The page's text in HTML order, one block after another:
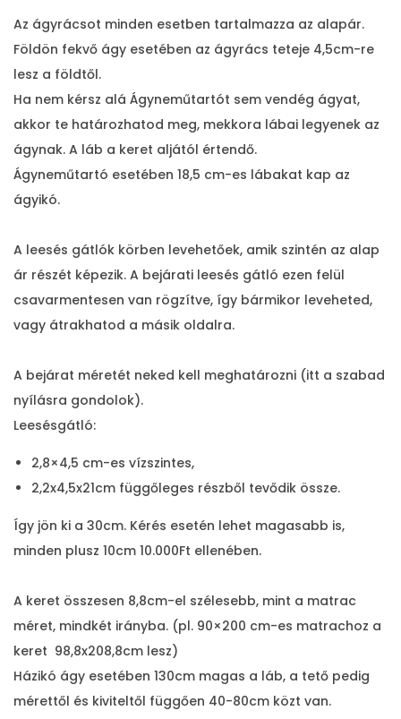
y
i
s
é
g
Az ágyrácsot minden esetben tartalmazza az alapár.
Földön fekvő ágy esetében az ágyrács teteje 4,5cm-re
lesz a földtől.
Ha nem kérsz alá Ágyneműtartót sem vendég ágyat,
akkor te határozhatod meg, mekkora lábai legyenek az
ágynak. A láb a keret aljától értendő.
Ágyneműtartó esetében 18,5 cm-es lábakat kap az
ágyikó.
A leesés gátlók körben levehetőek, amik szintén az alap
ár részét képezik. A bejárati leesés gátló ezen felül
csavarmentesen van rögzítve, így bármikor leveheted,
vagy átrakhatod a másik oldalra.
A bejárat méretét neked kell meghatározni (itt a szabad
nyílásra gondolok).
Leesésgátló:
2,8×4,5 cm-es vízszintes,
2,2x4,5x21cm függőleges részből tevődik össze.
Így jön ki a 30cm. Kérés esetén lehet magasabb is,
minden plusz 10cm 10.000Ft ellenében.
A keret összesen 8,8cm-el szélesebb, mint a matrac
méret, mindkét irányba. (pl. 90×200 cm-es matrachoz a
keret 98,8x208,8cm lesz)
Házikó ágy esetében 130cm magas a láb, a tető pedig
mérettől és kiviteltől függően 40-80cm közt van.